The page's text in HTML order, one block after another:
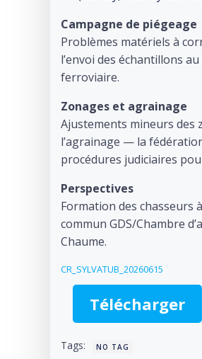
Campagne de piégeage
Problèmes matériels à
l’envoi des échantillons
ferroviaire.
Zonages et agrainage
Ajustements mineurs des
l’agrainage — la
procédures judiciaires
Perspectives
Formation des chasseurs
commun GDS/Chambre
Chaume.
CR_SYLVATUB_20260615
Télécharger
Tags: NO TAG